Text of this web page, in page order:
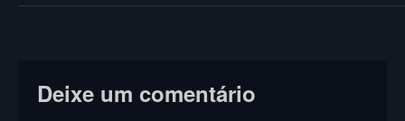
Deixe um comentário